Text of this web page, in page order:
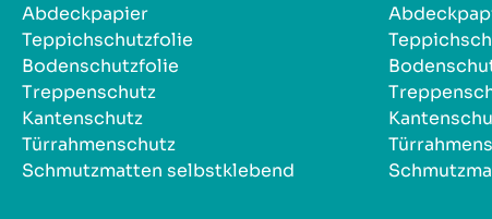
Abdeckpapier
Teppichschutzfolie
Bodenschutzfolie
Treppenschutz
Kantenschutz
Türrahmenschutz
Schmutzmatten selbstklebend